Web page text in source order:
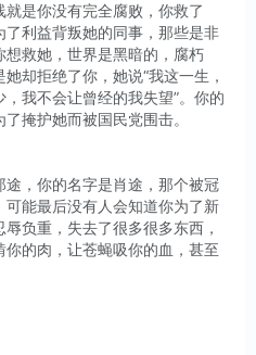
是你没有完全腐败，你救了
利益背叛她的同事，那些是非
救她，世界是黑暗的，腐朽
却拒绝了你，她说“我这一生，
我不会让曾经的我失望”。你的
掩护她而被国民党围击。
，你的名字是肖途，那个被冠
能最后没有人会知道你为了新
负重，失去了很多很多东西，
的肉，让苍蝇吸你的血，甚至